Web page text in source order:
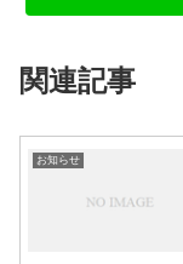
関連記事
お知らせ